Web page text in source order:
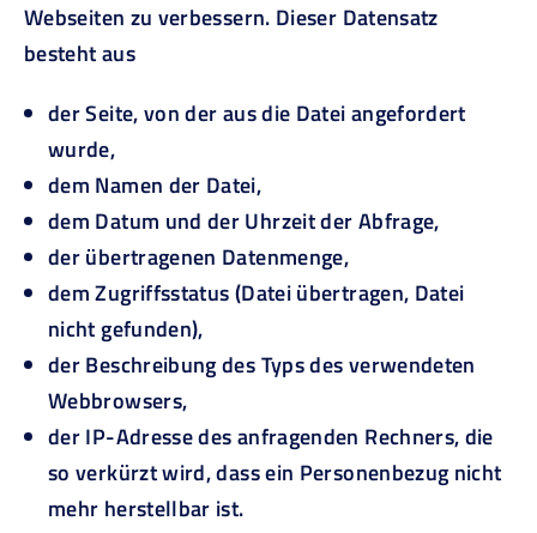
Webseiten zu verbessern. Dieser Datensatz
besteht aus
der Seite, von der aus die Datei angefordert
wurde,
dem Namen der Datei,
dem Datum und der Uhrzeit der Abfrage,
der übertragenen Datenmenge,
dem Zugriffsstatus (Datei übertragen, Datei
nicht gefunden),
der Beschreibung des Typs des verwendeten
Webbrowsers,
der IP-Adresse des anfragenden Rechners, die
so verkürzt wird, dass ein Personenbezug nicht
mehr herstellbar ist.